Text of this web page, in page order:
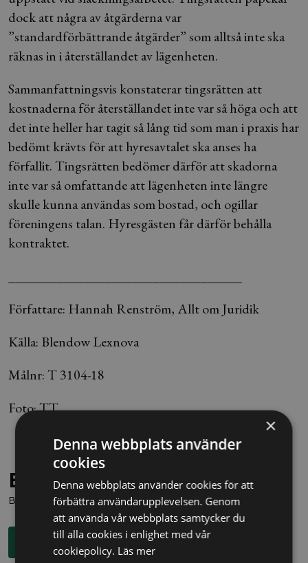
dock att några av åtgärderna var
”standardförbättrande åtgärder” som alltså inte ska
räknas in i återställandet av lägenheten.
Sammanfattningsvis konstaterar tingsrätten att
kostnaderna för återställandet inte var så höga och att
det inte heller har tagit så lång tid som man i praxis har
bedömt krävts för att hyresavtalet ska anses ha
förfallit. Tingsrätten bedömer därför att skadorna
inte var så omfattande att lägenheten inte längre
skulle kunna användas som bostad, och ogillar
föreningens talan. Hyresgästen får därför behålla
kontraktet.
Författare: Hannah Renström, Allt om Juridik
Källa: Blendow Lexnova
Målnr: T 3104-18
Foto: TT
Behöver du juridisk hjälp?
Boka en kostnadsfri konsultation direkt via knappen nedan.
Boka rådgivning
×
Denna webbplats använder
cookies
Denna webbplats använder cookies för att
förbättra användarupplevelsen. Genom
att använda vår webbplats samtycker du
till alla cookies i enlighet med vår
cookiepolicy. Läs mer